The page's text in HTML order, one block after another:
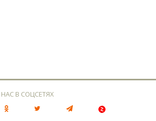
В СОЦСЕТЯХ